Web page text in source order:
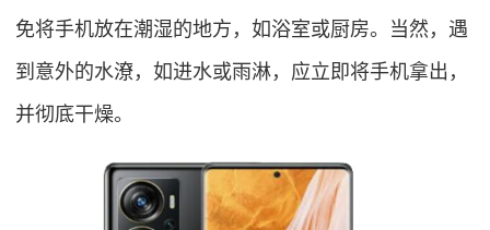
免将手机放在潮湿的地方，如浴室或厨房。当然，遇
到意外的水潦，如进水或雨淋，应立即将手机拿出，
并彻底干燥。